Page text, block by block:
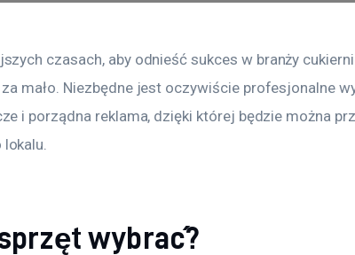
czasach, aby odnieść sukces w branży
mało. Niezbędne jest oczywiście profesjonalne
i porządna reklama, dzięki której będzie można
wybrać?